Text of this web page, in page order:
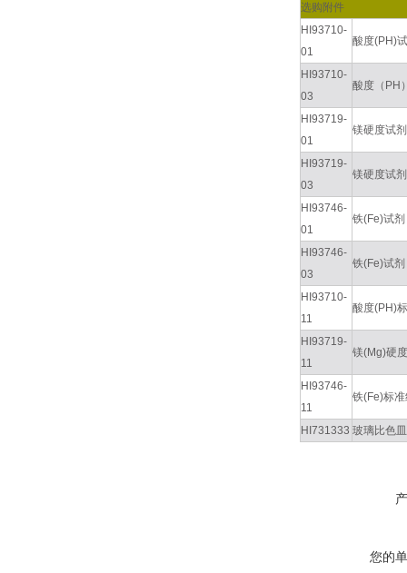
选购附件
HI93710-
01
酸度(PH)
HI93710-
03
酸度（PH
HI93719-
01
镁硬度试
HI93719-
03
镁硬度试
HI93746-
01
铁(Fe)试
HI93746-
03
铁(Fe)试
HI93710-
11
酸度(PH)
HI93719-
11
镁(Mg)硬
HI93746-
11
铁(Fe)标
HI731333 玻璃比色
您的